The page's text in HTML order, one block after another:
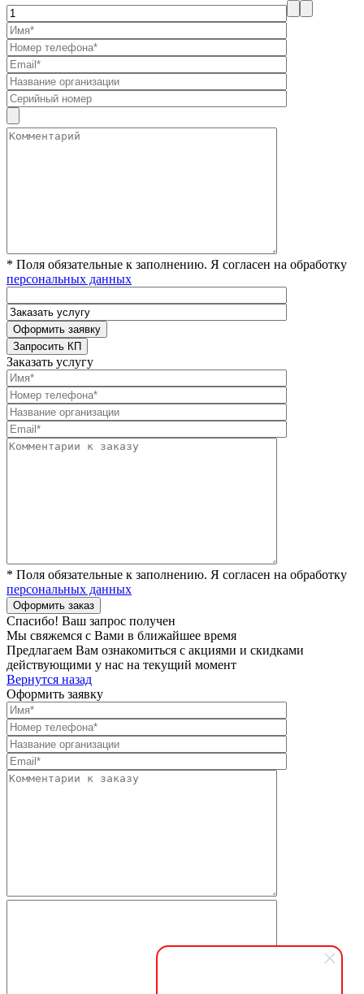
* Поля обязательные к заполнению. Я согласен на обработку
персональных данных
Заказать услугу
* Поля обязательные к заполнению. Я согласен на обработку
персональных данных
Спасибо! Ваш запрос получен
Мы свяжемся с Вами в ближайшее время
Предлагаем Вам ознакомиться с акциями и скидками
действующими у нас на текущий момент
Вернутся назад
Оформить заявку